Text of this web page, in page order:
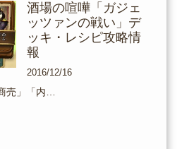
酒場の喧嘩「ガジェ
ッツァンの戦い」デ
ッキ・レシピ攻略情
報
2016/12/16
売」「内…